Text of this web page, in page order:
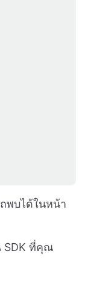
พบได้ในหน้า
SDK ที่คุณ